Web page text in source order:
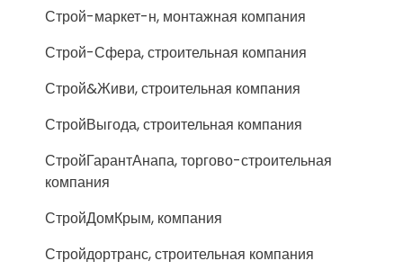
Строй-маркет-н, монтажная компания
Строй-Сфера, строительная компания
Строй&Живи, строительная компания
СтройВыгода, строительная компания
СтройГарантАнапа, торгово-строительная
компания
СтройДомКрым, компания
Стройдортранс, строительная компания